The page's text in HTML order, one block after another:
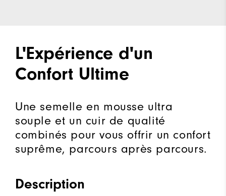
L'Expérience d'un
Confort Ultime
Une semelle en mousse ultra
souple et un cuir de qualité
combinés pour vous offrir un confort
suprême, parcours après parcours.
Description